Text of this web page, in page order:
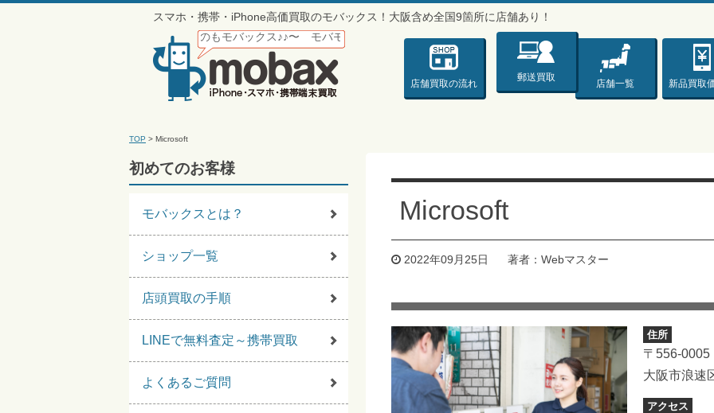
スマホ・携帯・iPhone高価買取のモバックス！大阪含め全国9箇所に店舗あり！
モバックス♪〜 携帯買うのもモバックス♪♪〜 モバモバモバモバモバックス♪♪♪〜
店舗買取の流れ 郵送買取 店舗一覧 新品買取
TOP > Microsoft
Microsoft
2022年09月25日 著者：Webマスター
住所
〒556-0005
大阪市浪速
アクセス
初めてのお客様
モバックスとは？
ショップ一覧
店頭買取の手順
LINEで無料査定～携帯買取
よくあるご質問